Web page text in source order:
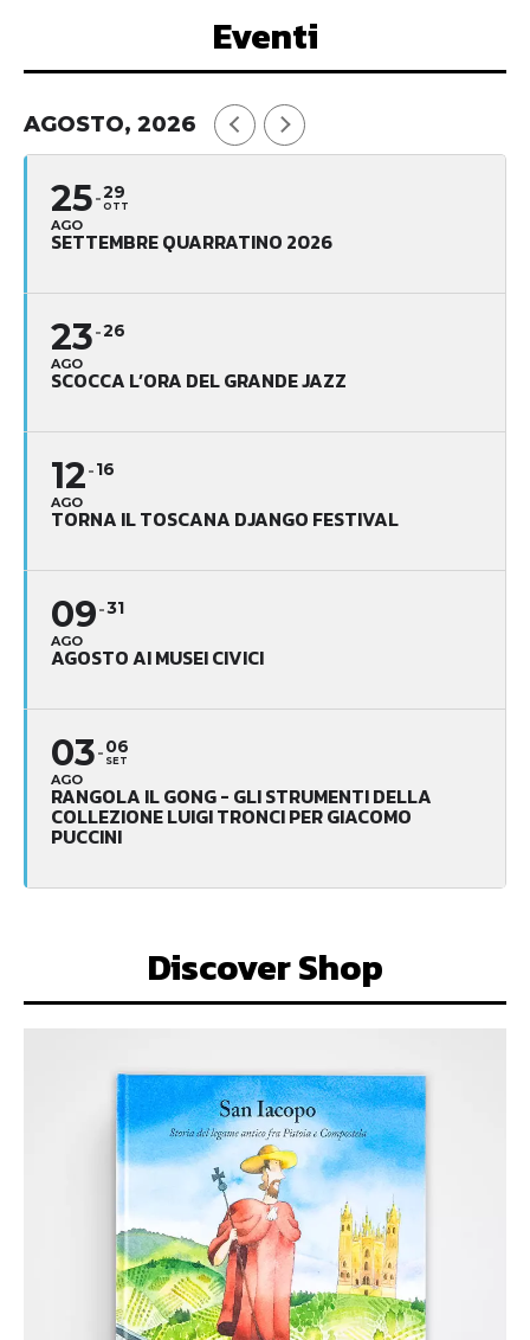
Eventi
AGOSTO, 2026
25
AGO
29
OTT
SETTEMBRE QUARRATINO 2026
23
AGO
26
SCOCCA L’ORA DEL GRANDE JAZZ
12
AGO
16
TORNA IL TOSCANA DJANGO FESTIVAL
09
AGO
31
AGOSTO AI MUSEI CIVICI
03
AGO
06
SET
RANGOLA IL GONG - GLI STRUMENTI DELLA
COLLEZIONE LUIGI TRONCI PER GIACOMO
PUCCINI
Discover Shop